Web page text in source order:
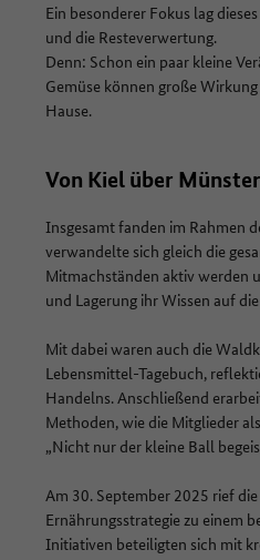
Ein besonderer Fokus lag
und die Resteverwertung.
Denn: Schon ein paar kleine
Gemüse können große
Hause.
Von Kiel über
Insgesamt fanden im Rahmen
verwandelte sich gleich die
Mitmachständen aktiv werden
und Lagerung ihr Wissen auf
Mit dabei waren auch die
Lebensmittel-Tagebuch,
Handelns. Anschließend
Methoden, wie die Mitglieder
„Nicht nur der kleine Ball
Am 30. September 2025 rief
Ernährungsstrategie zu einem
Initiativen beteiligten sich mit